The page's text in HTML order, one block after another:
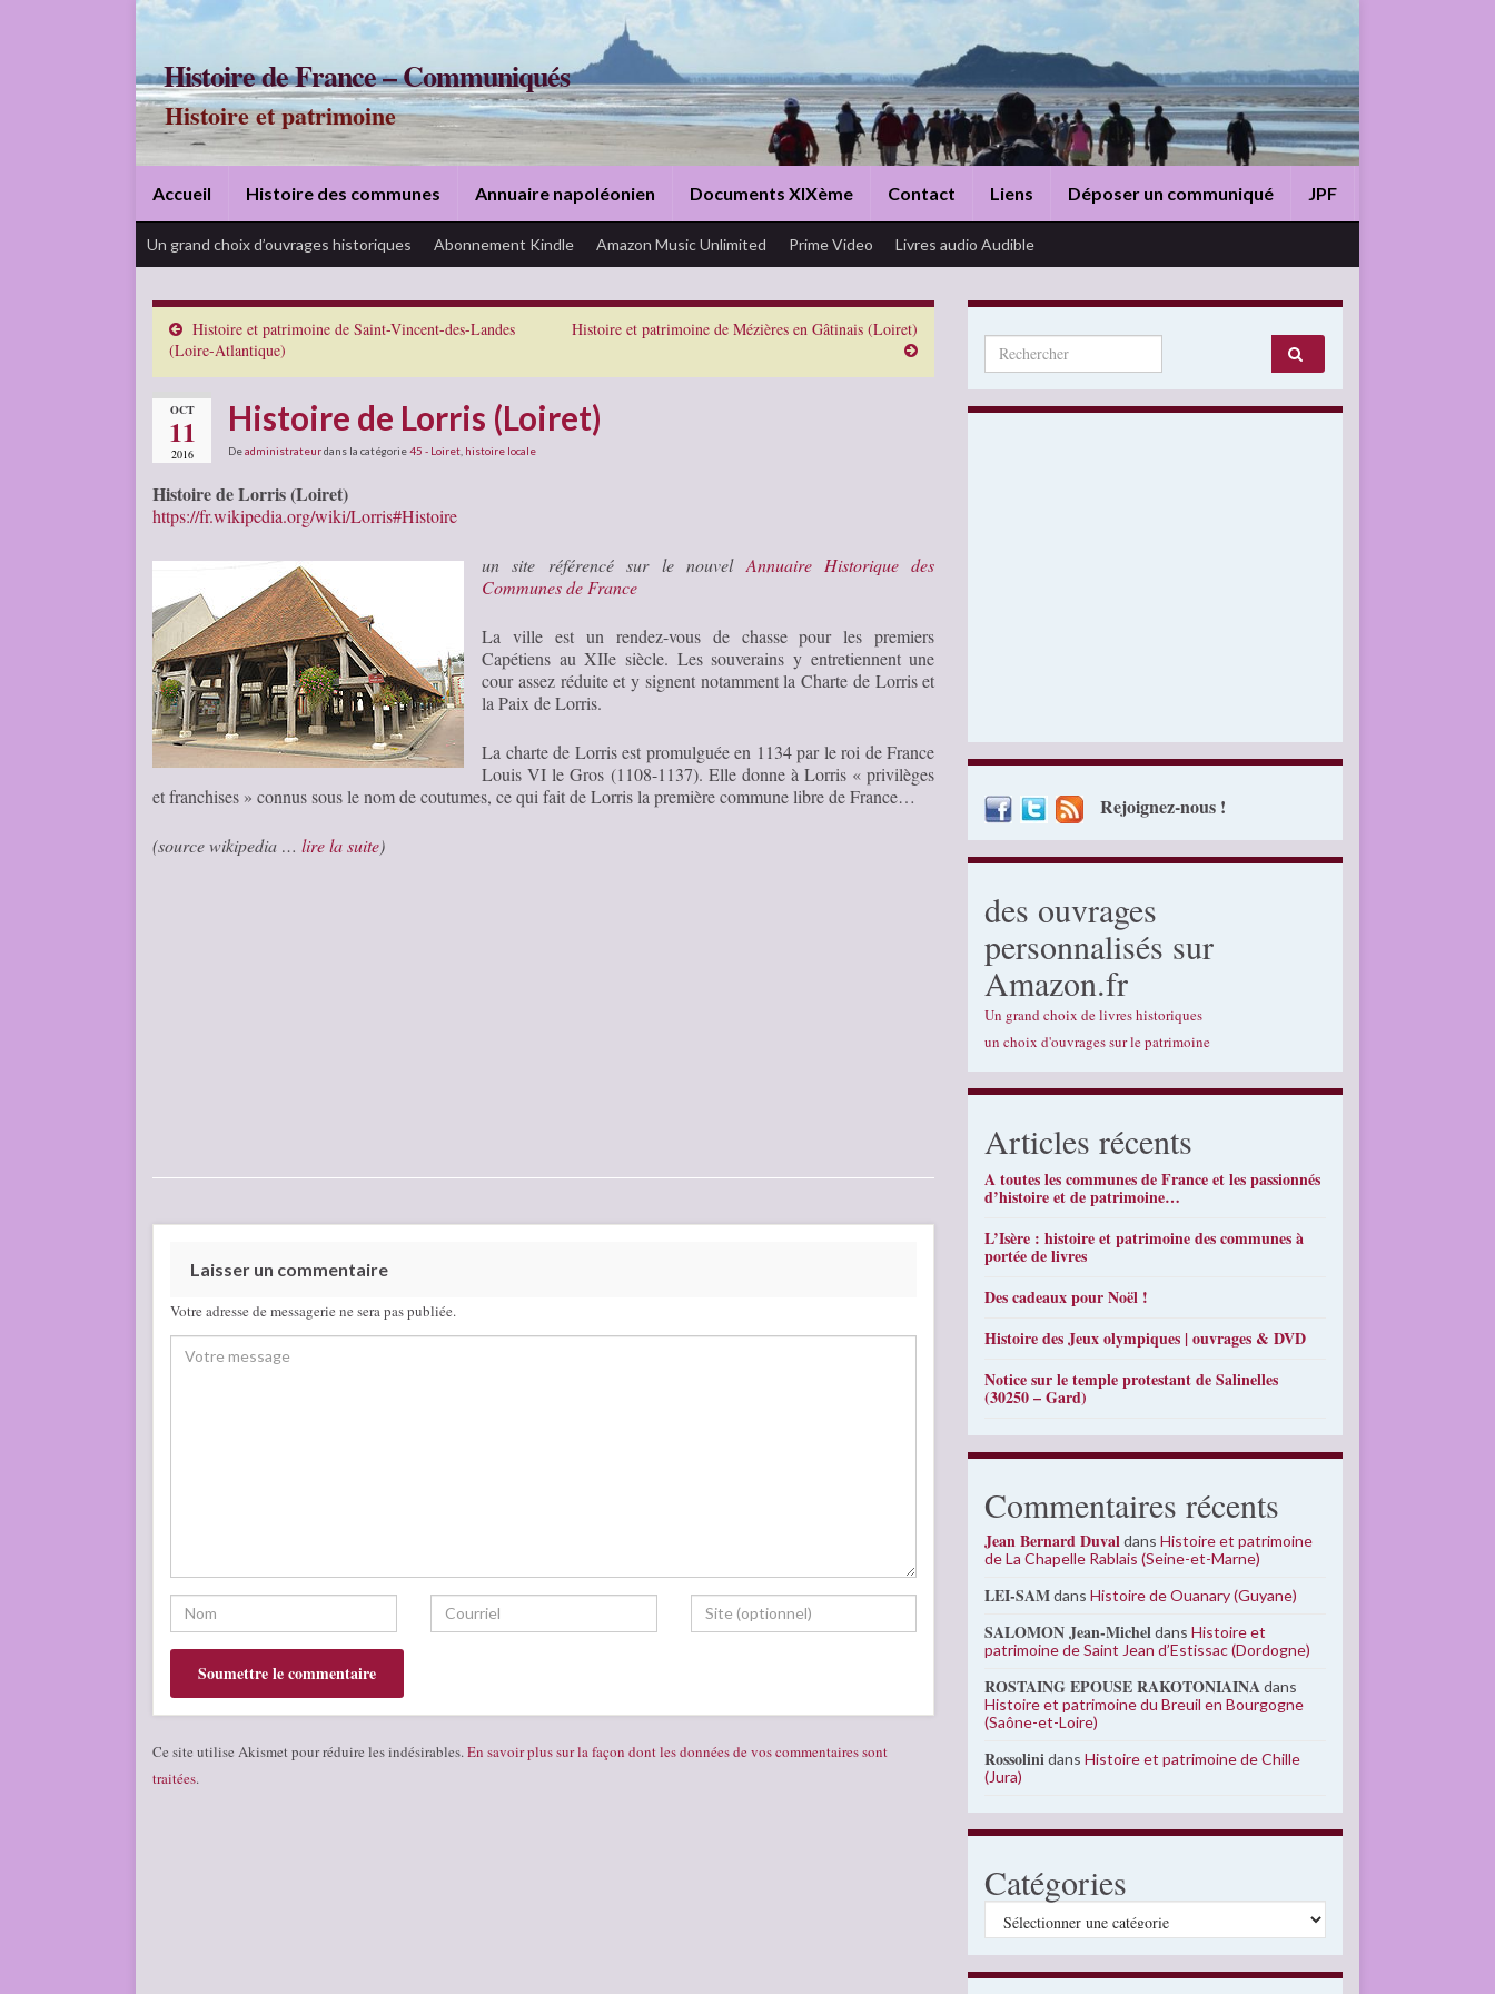
Histoire de France – Communiqués
Histoire et patrimoine
Accueil Histoire des communes Annuaire napoléonien Documents XIXème Contact Liens Déposer un communiqué JPF
Un grand choix d’ouvrages historiques Abonnement Kindle Amazon Music Unlimited Prime Video Livres audio Audible
Histoire et patrimoine de Saint-Vincent-des-Landes
(Loire-Atlantique)
Histoire et patrimoine de Mézières en Gâtinais (Loiret)
OCT
11
2016
Histoire de Lorris (Loiret)
Deadministrateurdans la catégorie45 - Loiret histoire locale
Histoire de Lorris (Loiret)
https://fr.wikipedia.org/wiki/Lorris#Histoire
un site référencé sur le nouvel Annuaire Historique des
Communes de France
La ville est un rendez-vous de chasse pour les premiers
Capétiens au XIIe siècle. Les souverains y entretiennent une
cour assez réduite et y signent notamment la Charte de Lorris et
la Paix de Lorris.
La charte de Lorris est promulguée en 1134 par le roi de France
Louis VI le Gros (1108-1137). Elle donne à Lorris « privilèges
et franchises » connus sous le nom de coutumes, ce qui fait de Lorris la première commune libre de France…
(source wikipedia … lire la suite)
Laisser un commentaire
Votre adresse de messagerie ne sera pas publiée.
Ce site utilise Akismet pour réduire les indésirables. En savoir plus sur la façon dont les données de vos commentaires sont
traitées.
Search for:
Rejoignez-nous !
des ouvrages
personnalisés sur
Amazon.fr
Un grand choix de livres historiques
un choix d'ouvrages sur le patrimoine
Articles récents
A toutes les communes de France et les passionnés
d’histoire et de patrimoine…
L’Isère : histoire et patrimoine des communes à
portée de livres
Des cadeaux pour Noël !
Histoire des Jeux olympiques | ouvrages & DVD
Notice sur le temple protestant de Salinelles
(30250 – Gard)
Commentaires récents
Jean Bernard DuvaldansHistoire et patrimoine
de La Chapelle Rablais (Seine-et-Marne)
LEI-SAMdansHistoire de Ouanary (Guyane)
SALOMON Jean-MicheldansHistoire et
patrimoine de Saint Jean d’Estissac (Dordogne)
ROSTAING EPOUSE RAKOTONIAINAdans
Histoire et patrimoine du Breuil en Bourgogne
(Saône-et-Loire)
RossolinidansHistoire et patrimoine de Chille
(Jura)
Catégories
Catégories